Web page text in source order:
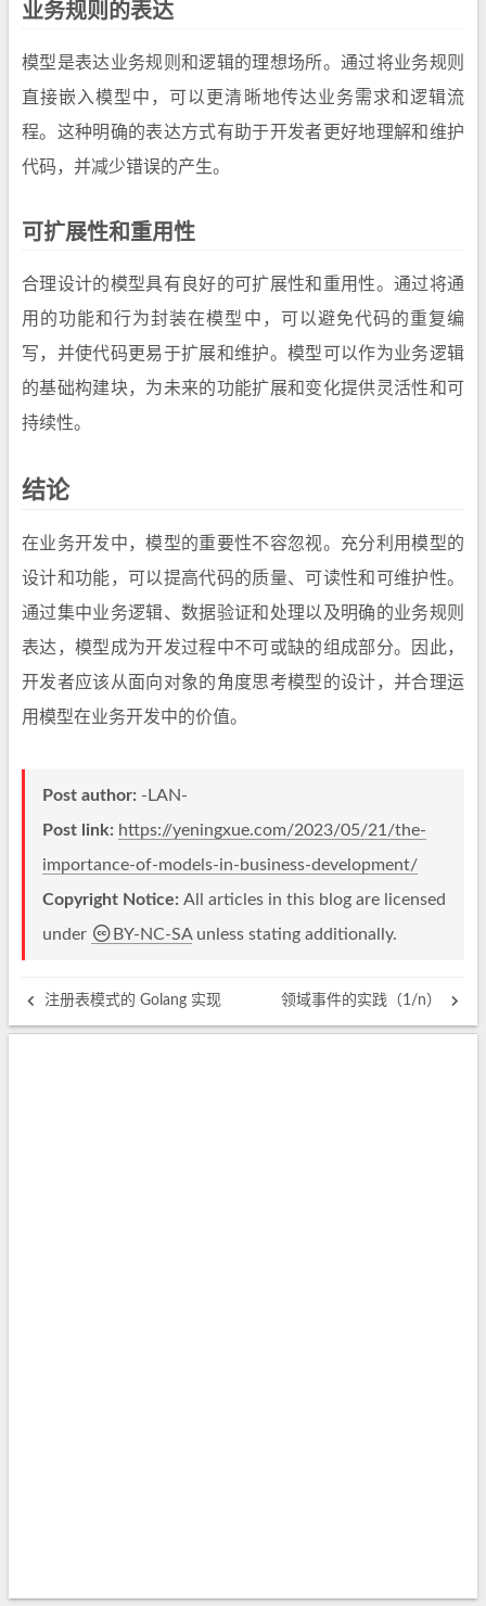
业务规则的表达
模型是表达业务规则和逻辑的理想场所。通过将业务规则
直接嵌入模型中，可以更清晰地传达业务需求和逻辑流
程。这种明确的表达方式有助于开发者更好地理解和维护
代码，并减少错误的产生。
可扩展性和重用性
合理设计的模型具有良好的可扩展性和重用性。通过将通
用的功能和行为封装在模型中，可以避免代码的重复编
写，并使代码更易于扩展和维护。模型可以作为业务逻辑
的基础构建块，为未来的功能扩展和变化提供灵活性和可
持续性。
结论
在业务开发中，模型的重要性不容忽视。充分利用模型的
设计和功能，可以提高代码的质量、可读性和可维护性。
通过集中业务逻辑、数据验证和处理以及明确的业务规则
表达，模型成为开发过程中不可或缺的组成部分。因此，
开发者应该从面向对象的角度思考模型的设计，并合理运
用模型在业务开发中的价值。
Post author: -LAN-
Post link: https://yeningxue.com/2023/05/21/the-
importance-of-models-in-business-development/
Copyright Notice: All articles in this blog are licensed
under
BY-NC-SAunless stating additionally.
注册表模式的 Golang 实现 领域事件的实践（1/n）